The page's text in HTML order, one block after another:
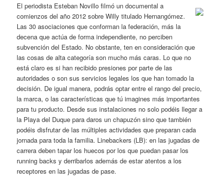
El periodista Esteban Novillo filmó un documental a
comienzos del año 2012 sobre Willy titulado Hernangómez.
Las 30 asociaciones que conforman la federación, más la
decena que actúa de forma independiente, no perciben
subvención del Estado. No obstante, ten en consideración que
las cosas de alta categoría son mucho más caras. Lo que no
está claro es si han recibido presiones por parte de las
autoridades o son sus servicios legales los que han tomado la
decisión. De igual manera, podrás optar entre el rango del precio,
la marca, o las características que tú imagines más importantes
para tu producto. Desde sus instalaciones no solo podéis llegar a
la Playa del Duque para daros un chapuzón sino que también
podéis disfrutar de las múltiples actividades que preparan cada
jornada para toda la familia. Linebackers (LB): en las jugadas de
carrera deben tapar los huecos por los que puedan pasar los
running backs y derribarlos además de estar atentos a los
receptores en las jugadas de pase.